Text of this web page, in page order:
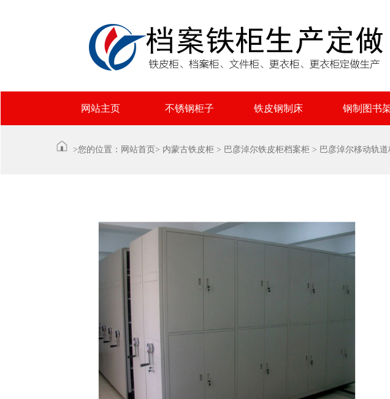
网站主页 不锈钢柜子 铁皮钢制床 钢制图书
>您的位置： 网站首页 > 内蒙古铁皮柜 > 巴彦淖尔铁皮柜档案柜 > 巴彦淖尔移动轨